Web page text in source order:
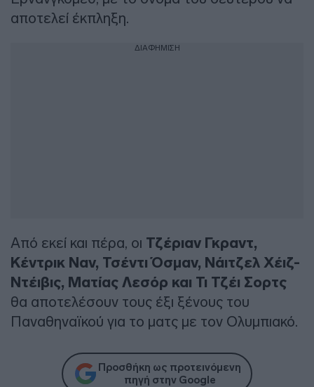
αποτελεί έκπληξη.
ΔΙΑΦΗΜΙΣΗ
Από εκεί και πέρα, οι Τζέριαν Γκραντ,
Κέντρικ Ναν, Τσέντι Όσμαν, Νάιτζελ Χέιζ-
Ντέιβις, Ματίας Λεσόρ και Τι Τζέι Σορτς
θα αποτελέσουν τους έξι ξένους του
Παναθηναϊκού για το ματς με τον Ολυμπιακό.
Προσθήκη ως προτεινόμενη
πηγή στην Google